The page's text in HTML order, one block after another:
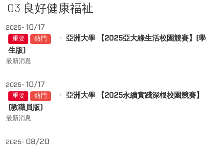
03 良好健康福祉
2025- 10/17
重要 熱門
亞洲大學 【2025亞大綠生活校園競賽】(學
生版)
最新消息
2025- 10/17
重要 熱門
亞洲大學 【2025永續實踐深根校園競賽】
(教職員版)
最新消息
2025- 08/20